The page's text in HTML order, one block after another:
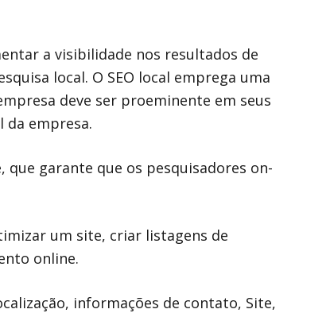
a visibilidade nos resultados de
local. O SEO local emprega uma
deve ser proeminente em seus
da empresa.
garante que os pesquisadores on-
um site, criar listagens de
online.
informações de contato, Site,